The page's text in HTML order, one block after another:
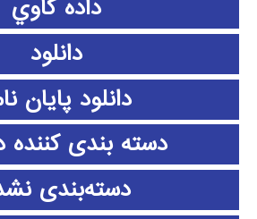
داده كاوي
دانلود
دانلود پايان
دسته بندی کننده
دسته‌بندی